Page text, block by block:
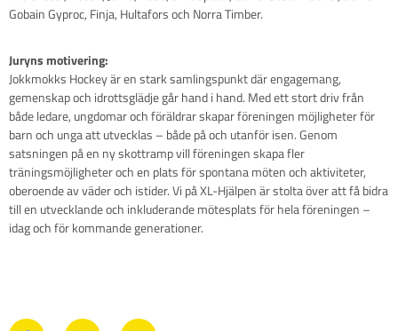
Gobain Gyproc, Finja, Hultafors och Norra Timber.
Juryns motivering:
Jokkmokks Hockey är en stark samlingspunkt där engagemang,
gemenskap och idrottsglädje går hand i hand. Med ett stort driv från
både ledare, ungdomar och föräldrar skapar föreningen möjligheter för
barn och unga att utvecklas – både på och utanför isen. Genom
satsningen på en ny skottramp vill föreningen skapa fler
träningsmöjligheter och en plats för spontana möten och aktiviteter,
oberoende av väder och istider. Vi på XL-Hjälpen är stolta över att få bidra
till en utvecklande och inkluderande mötesplats för hela föreningen –
idag och för kommande generationer.